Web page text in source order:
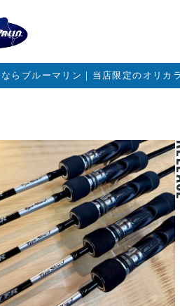
らブルーマリン｜当店限定のオリカ